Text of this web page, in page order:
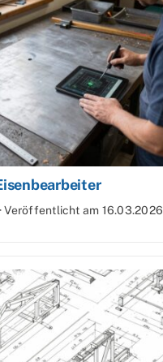
·Veröffentlicht am 16.03.2026